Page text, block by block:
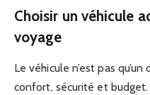
Choisir un véhicule
voyage
Le véhicule n’est pas
confort, sécurité et